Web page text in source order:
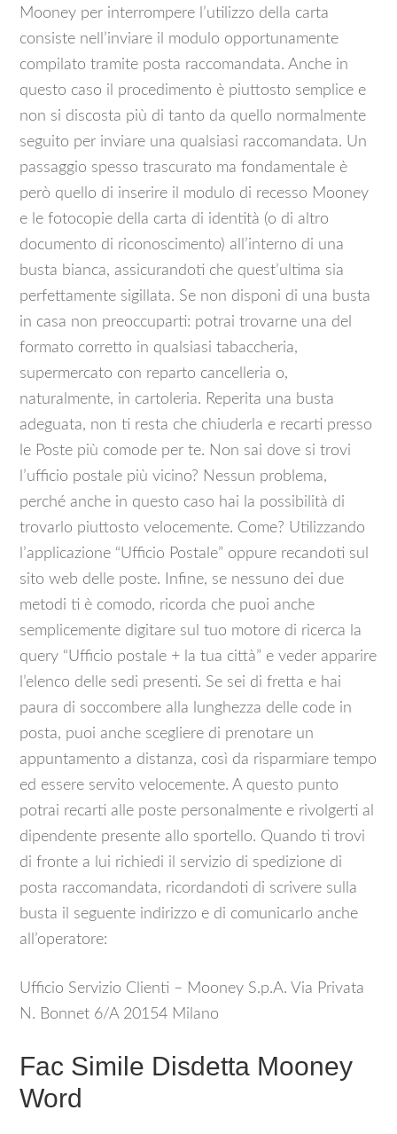
Mooney per interrompere l’utilizzo della carta
consiste nell’inviare il modulo opportunamente
compilato tramite posta raccomandata. Anche in
questo caso il procedimento è piuttosto semplice e
non si discosta più di tanto da quello normalmente
seguito per inviare una qualsiasi raccomandata. Un
passaggio spesso trascurato ma fondamentale è
però quello di inserire il modulo di recesso Mooney
e le fotocopie della carta di identità (o di altro
documento di riconoscimento) all’interno di una
busta bianca, assicurandoti che quest’ultima sia
perfettamente sigillata. Se non disponi di una busta
in casa non preoccuparti: potrai trovarne una del
formato corretto in qualsiasi tabaccheria,
supermercato con reparto cancelleria o,
naturalmente, in cartoleria. Reperita una busta
adeguata, non ti resta che chiuderla e recarti presso
le Poste più comode per te. Non sai dove si trovi
l’ufficio postale più vicino? Nessun problema,
perché anche in questo caso hai la possibilità di
trovarlo piuttosto velocemente. Come? Utilizzando
l’applicazione “Ufficio Postale” oppure recandoti sul
sito web delle poste. Infine, se nessuno dei due
metodi ti è comodo, ricorda che puoi anche
semplicemente digitare sul tuo motore di ricerca la
query “Ufficio postale + la tua città” e veder apparire
l’elenco delle sedi presenti. Se sei di fretta e hai
paura di soccombere alla lunghezza delle code in
posta, puoi anche scegliere di prenotare un
appuntamento a distanza, così da risparmiare tempo
ed essere servito velocemente. A questo punto
potrai recarti alle poste personalmente e rivolgerti al
dipendente presente allo sportello. Quando ti trovi
di fronte a lui richiedi il servizio di spedizione di
posta raccomandata, ricordandoti di scrivere sulla
busta il seguente indirizzo e di comunicarlo anche
all’operatore:
Ufficio Servizio Clienti – Mooney S.p.A. Via Privata
N. Bonnet 6/A 20154 Milano
Fac Simile Disdetta Mooney
Word